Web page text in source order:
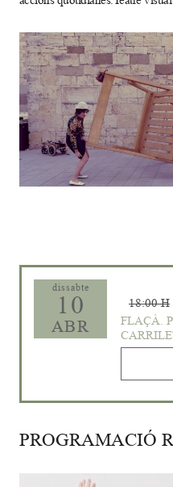
dissabte
10
ABR
18:00 H
FLAÇÀ.
PROGRAMACIÓ